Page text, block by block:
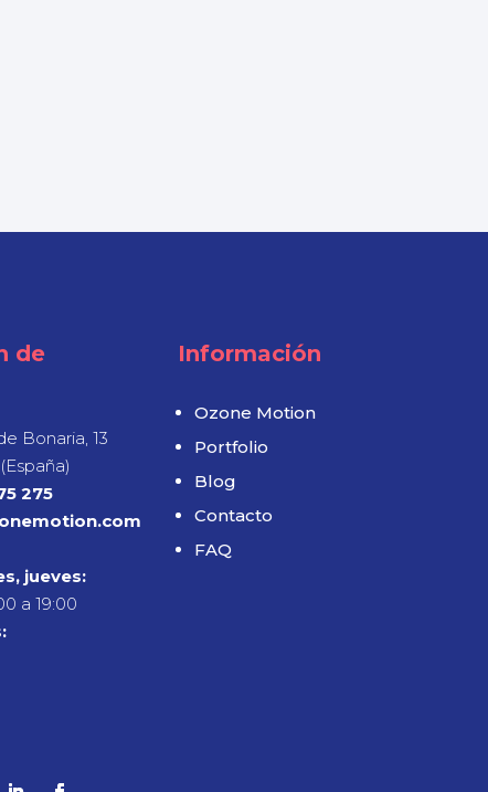
de
Bonaria, 13
275
jueves:
a 19:00
Información
Ozone Motion
Portfolio
Blog
Contacto
FAQ